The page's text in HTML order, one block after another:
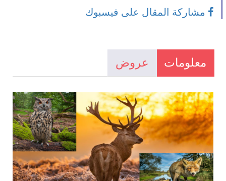
مشاركة المقال على فيسبوك
معلومات عروض